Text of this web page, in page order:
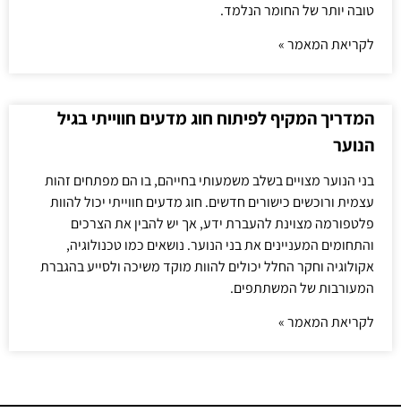
טובה יותר של החומר הנלמד.
לקריאת המאמר »
המדריך המקיף לפיתוח חוג מדעים חווייתי בגיל
הנוער
בני הנוער מצויים בשלב משמעותי בחייהם, בו הם מפתחים זהות
עצמית ורוכשים כישורים חדשים. חוג מדעים חווייתי יכול להוות
פלטפורמה מצוינת להעברת ידע, אך יש להבין את הצרכים
והתחומים המעניינים את בני הנוער. נושאים כמו טכנולוגיה,
אקולוגיה וחקר החלל יכולים להוות מוקד משיכה ולסייע בהגברת
המעורבות של המשתתפים.
לקריאת המאמר »